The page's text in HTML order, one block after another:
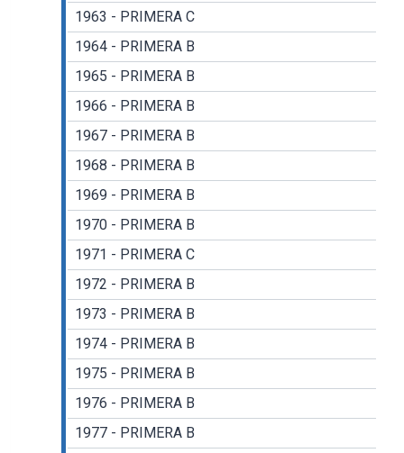
1963 - PRIMERA C
1964 - PRIMERA B
1965 - PRIMERA B
1966 - PRIMERA B
1967 - PRIMERA B
1968 - PRIMERA B
1969 - PRIMERA B
1970 - PRIMERA B
1971 - PRIMERA C
1972 - PRIMERA B
1973 - PRIMERA B
1974 - PRIMERA B
1975 - PRIMERA B
1976 - PRIMERA B
1977 - PRIMERA B